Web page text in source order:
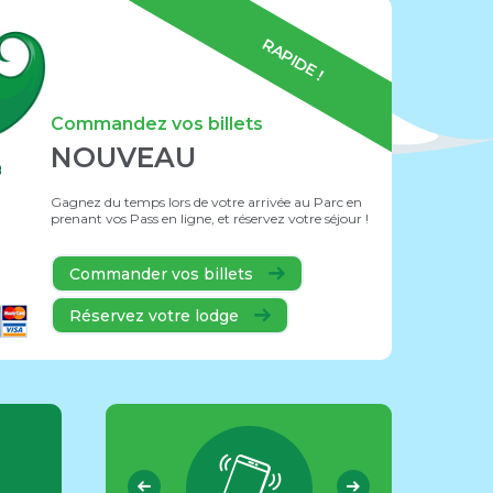
RAPIDE !
Commandez vos billets
NOUVEAU
Gagnez du temps lors de votre arrivée au Parc en
prenant vos Pass en ligne, et réservez votre séjour !
Commander vos billets
Réservez votre lodge